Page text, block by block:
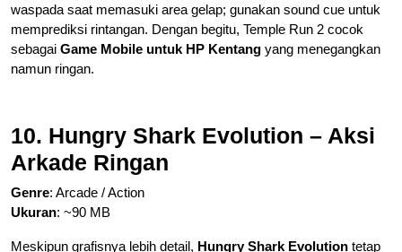
waspada saat memasuki area gelap; gunakan sound cue untuk
memprediksi rintangan. Dengan begitu, Temple Run 2 cocok
sebagai Game Mobile untuk HP Kentang yang menegangkan
namun ringan.
10. Hungry Shark Evolution – Aksi
Arkade Ringan
Genre: Arcade / Action
Ukuran: ~90 MB
Meskipun grafisnya lebih detail, Hungry Shark Evolution tetap